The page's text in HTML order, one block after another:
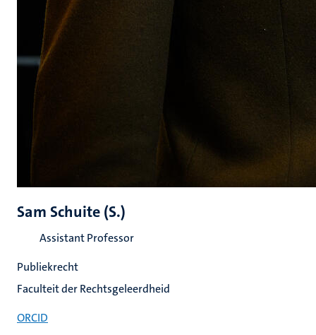
Sam Schuite (S.)
Assistant Professor
Publiekrecht
Faculteit der Rechtsgeleerdheid
ORCID